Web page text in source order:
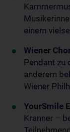
einem
Wiener
Pendant zu
anderem
Wiener
YourSmile
Kranner –